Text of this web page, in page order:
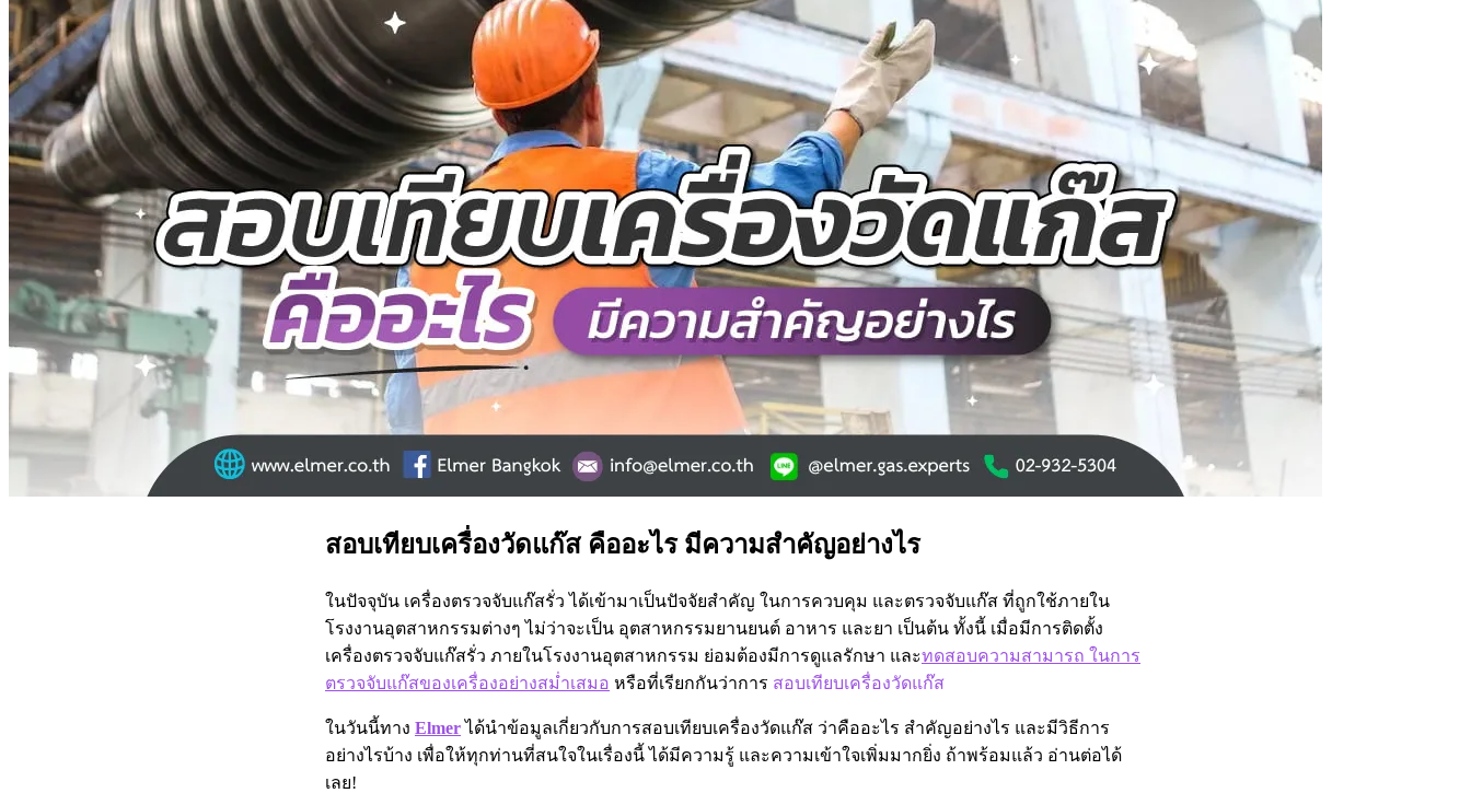
สอบเทียบเครื่องวัดแก๊ส คืออะไร มีความสำคัญอย่างไร
ในปัจจุบัน เครื่องตรวจจับแก๊สรั่ว ได้เข้ามาเป็นปัจจัยสำคัญ ในการควบคุม และตรวจจับแก๊ส ที่ถูกใช้ภายใน
โรงงานอุตสาหกรรมต่างๆ ไม่ว่าจะเป็น อุตสาหกรรมยานยนต์ อาหาร และยา เป็นต้น ทั้งนี้ เมื่อมีการติดตั้ง
เครื่องตรวจจับแก๊สรั่ว ภายในโรงงานอุตสาหกรรม ย่อมต้องมีการดูแลรักษา และทดสอบความสามารถ ในการ
ตรวจจับแก๊สของเครื่องอย่างสม่ำเสมอ หรือที่เรียกกันว่าการ สอบเทียบเครื่องวัดแก๊ส
ในวันนี้ทาง Elmerได้นำข้อมูลเกี่ยวกับการสอบเทียบเครื่องวัดแก๊ส ว่าคืออะไร สำคัญอย่างไร และมีวิธีการ
อย่างไรบ้าง เพื่อให้ทุกท่านที่สนใจในเรื่องนี้ ได้มีความรู้ และความเข้าใจเพิ่มมากยิ่ง ถ้าพร้อมแล้ว อ่านต่อได้
เลย!